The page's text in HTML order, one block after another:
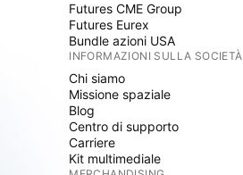
Futures CME Group
Futures Eurex
Bundle azioni USA
INFORMAZIONI SULLA SOCIETÀ
Chi siamo
Missione spaziale
Blog
Centro di supporto
Carriere
Kit multimediale